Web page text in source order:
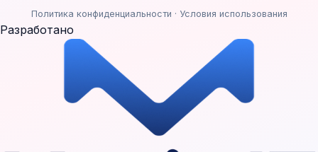
Политика конфиденциальности · Условия использования
Разработано